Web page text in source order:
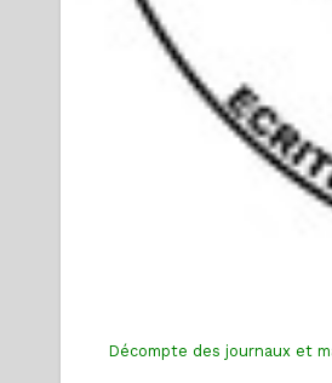
Décompte des journaux et